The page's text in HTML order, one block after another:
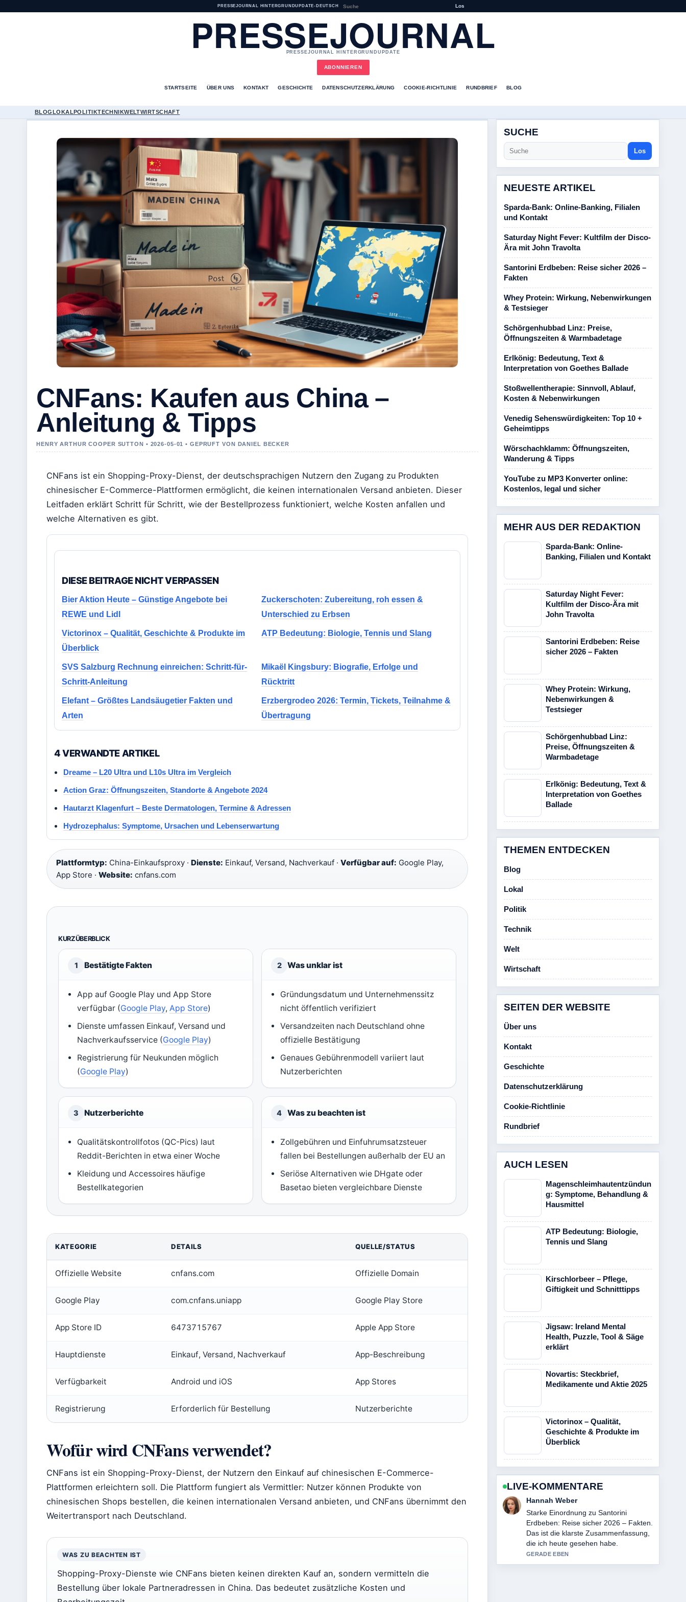
PRESSEJOURNAL HINTERGRUNDUPDATE• DEUTSCH Los
PRESSEJOURNAL
PRESSEJOURNAL HINTERGRUNDUPDATE
ABONNIEREN
STARTSEITE ÜBER UNS KONTAKT GESCHICHTE DATENSCHUTZERKLÄRUNG COOKIE-RICHTLINIE RUNDBRIEF BLOG
BLOGLOKALPOLITIKTECHNIKWELTWIRTSCHAFT
CNFans: Kaufen aus China –
Anleitung & Tipps
HENRY ARTHUR COOPER SUTTON • 2026-05-01 • GEPRUFT VON DANIEL BECKER
CNFans ist ein Shopping-Proxy-Dienst, der deutschsprachigen Nutzern den Zugang zu Produkten
chinesischer E-Commerce-Plattformen ermöglicht, die keinen internationalen Versand anbieten. Dieser
Leitfaden erklärt Schritt für Schritt, wie der Bestellprozess funktioniert, welche Kosten anfallen und
welche Alternativen es gibt.
DIESE BEITRAGE NICHT VERPASSEN
Bier Aktion Heute – Günstige Angebote bei
REWE und Lidl
Zuckerschoten: Zubereitung, roh essen &
Unterschied zu Erbsen
Victorinox – Qualität, Geschichte & Produkte im
Überblick
ATP Bedeutung: Biologie, Tennis und Slang
SVS Salzburg Rechnung einreichen: Schritt-für-
Schritt-Anleitung
Mikaël Kingsbury: Biografie, Erfolge und
Rücktritt
Elefant – Größtes Landsäugetier Fakten und
Arten
Erzbergrodeo 2026: Termin, Tickets, Teilnahme &
Übertragung
4 VERWANDTE ARTIKEL
Dreame – L20 Ultra und L10s Ultra im Vergleich
Action Graz: Öffnungszeiten, Standorte & Angebote 2024
Hautarzt Klagenfurt – Beste Dermatologen, Termine & Adressen
Hydrozephalus: Symptome, Ursachen und Lebenserwartung
Plattformtyp: China-Einkaufsproxy · Dienste: Einkauf, Versand, Nachverkauf · Verfügbar auf: Google Play,
App Store · Website: cnfans.com
KURZÜBERBLICK
1 Bestätigte Fakten
App auf Google Play und App Store
verfügbar (Google Play,App Store)
Dienste umfassen Einkauf, Versand und
Nachverkaufsservice (Google Play)
Registrierung für Neukunden möglich
(Google Play)
2 Was unklar ist
Gründungsdatum und Unternehmenssitz
nicht öffentlich verifiziert
Versandzeiten nach Deutschland ohne
offizielle Bestätigung
Genaues Gebührenmodell variiert laut
Nutzerberichten
3 Nutzerberichte
Qualitätskontrollfotos (QC-Pics) laut
Reddit-Berichten in etwa einer Woche
Kleidung und Accessoires häufige
Bestellkategorien
4 Was zu beachten ist
Zollgebühren und Einfuhrumsatzsteuer
fallen bei Bestellungen außerhalb der EU an
Seriöse Alternativen wie DHgate oder
Basetao bieten vergleichbare Dienste
KATEGORIE DETAILS QUELLE/STATUS
Offizielle Website cnfans.com Offizielle Domain
Google Play com.cnfans.uniapp Google Play Store
App Store ID 6473715767 Apple App Store
Hauptdienste Einkauf, Versand, Nachverkauf App-Beschreibung
Verfügbarkeit Android und iOS App Stores
Registrierung Erforderlich für Bestellung Nutzerberichte
Wofür wird CNFans verwendet?
CNFans ist ein Shopping-Proxy-Dienst, der Nutzern den Einkauf auf chinesischen E-Commerce-
Plattformen erleichtern soll. Die Plattform fungiert als Vermittler: Nutzer können Produkte von
chinesischen Shops bestellen, die keinen internationalen Versand anbieten, und CNFans übernimmt den
Weitertransport nach Deutschland.
WAS ZU BEACHTEN IST
Shopping-Proxy-Dienste wie CNFans bieten keinen direkten Kauf an, sondern vermitteln die
Bestellung über lokale Partneradressen in China. Das bedeutet zusätzliche Kosten und
SUCHE
Los
NEUESTE ARTIKEL
Sparda-Bank: Online-Banking, Filialen
und Kontakt
Saturday Night Fever: Kultfilm der Disco-
Ära mit John Travolta
Santorini Erdbeben: Reise sicher 2026 –
Fakten
Whey Protein: Wirkung, Nebenwirkungen
& Testsieger
Schörgenhubbad Linz: Preise,
Öffnungszeiten & Warmbadetage
Erlkönig: Bedeutung, Text &
Interpretation von Goethes Ballade
Stoßwellentherapie: Sinnvoll, Ablauf,
Kosten & Nebenwirkungen
Venedig Sehenswürdigkeiten: Top 10 +
Geheimtipps
Wörschachklamm: Öffnungszeiten,
Wanderung & Tipps
YouTube zu MP3 Konverter online:
Kostenlos, legal und sicher
MEHR AUS DER REDAKTION
Sparda-Bank: Online-
Banking, Filialen und Kontakt
Saturday Night Fever:
Kultfilm der Disco-Ära mit
John Travolta
Santorini Erdbeben: Reise
sicher 2026 – Fakten
Whey Protein: Wirkung,
Nebenwirkungen &
Testsieger
Schörgenhubbad Linz:
Preise, Öffnungszeiten &
Warmbadetage
Erlkönig: Bedeutung, Text &
Interpretation von Goethes
Ballade
THEMEN ENTDECKEN
Blog
Lokal
Politik
Technik
Welt
Wirtschaft
SEITEN DER WEBSITE
Über uns
Kontakt
Geschichte
Datenschutzerklärung
Cookie-Richtlinie
Rundbrief
AUCH LESEN
Magenschleimhautentzündun
g: Symptome, Behandlung &
Hausmittel
ATP Bedeutung: Biologie,
Tennis und Slang
Kirschlorbeer – Pflege,
Giftigkeit und Schnitttipps
Jigsaw: Ireland Mental
Health, Puzzle, Tool & Säge
erklärt
Novartis: Steckbrief,
Medikamente und Aktie 2025
Victorinox – Qualität,
Geschichte & Produkte im
Überblick
LIVE-KOMMENTARE
Tim Vogel
Verfolge Sparda-Bank: Online-Banking,
Filialen und Kontakt genau – schaetze
den ausgewogenen Ton hier.
3 MIN ZUVOR